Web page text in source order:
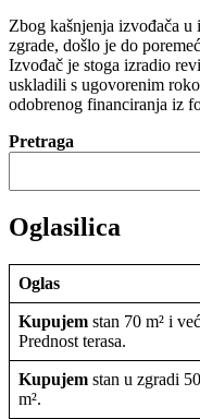
Zbog kašnjenja izvođača
zgrade, došlo je do
Izvođač je stoga izradio
uskladili s ugovorenim
odobrenog financiranja iz
Pretraga
Oglasilica
Oglas
Kupujem stan 70 m² i
Prednost terasa.
Kupujem stan u zgradi
m².